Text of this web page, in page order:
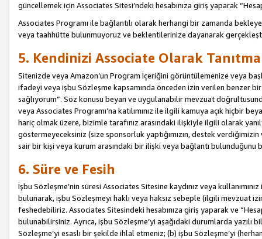
güncellemek için Associates Sitesi’ndeki hesabınıza giriş yaparak
Associates Programı ile bağlantılı olarak herhangi bir zamanda
veya taahhütte bulunmuyoruz ve beklentilerinize dayanarak
5. Kendinizi Associate Olarak
Sitenizde veya Amazon’un Program İçeriğini görüntülemenize veya
ifadeyi veya işbu Sözleşme kapsamında önceden izin verilen benzer
sağlıyorum”. Söz konusu beyan ve uygulanabilir mevzuat
veya Associates Programı’na katılımınız ile ilgili kamuya açık hiçbir
hariç olmak üzere, bizimle tarafınız arasındaki ilişkiyle ilgili olarak
göstermeyeceksiniz (size sponsorluk yaptığımızın, destek
sair bir kişi veya kurum arasındaki bir ilişki veya bağlantı bulunduğunu
6. Süre ve Fesih
İşbu Sözleşme’nin süresi Associates Sitesine kaydınız veya
bulunarak, işbu Sözleşmeyi haklı veya haksız sebeple (ilgili mevzuat
feshedebiliriz. Associates Sitesindeki hesabınıza giriş yaparak ve
bulunabilirsiniz. Ayrıca, işbu Sözleşme’yi aşağıdaki durumlarda yazılı
Sözleşme’yi esaslı bir şekilde ihlal etmeniz; (b) işbu Sözleşme’yi